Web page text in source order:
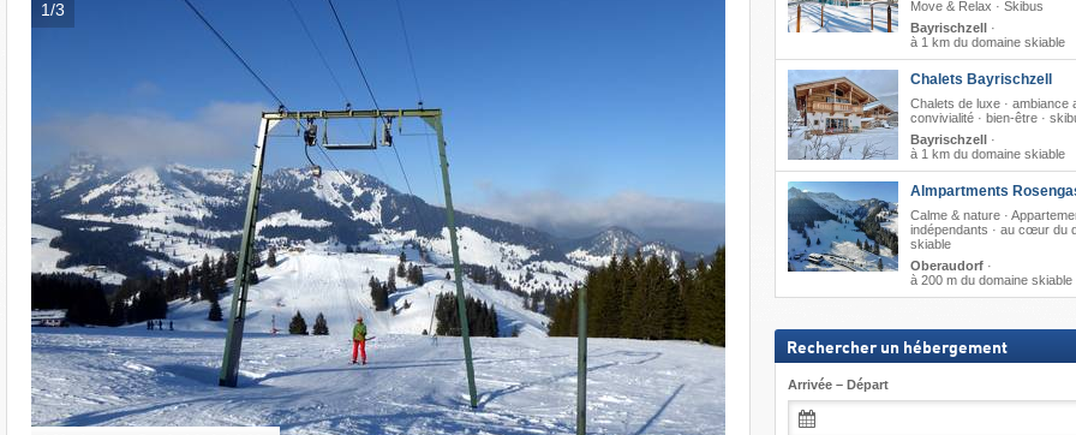
1/3
Move & Relax · Skibus
Bayrischzell·
à 1 km du domaine skiable
Chalets Bayrischzell
Chalets de luxe · ambiance
convivialité · bien-être ·
Bayrischzell·
à 1 km du domaine skiable
Almpartments
Calme & nature ·
indépendants · au cœur du
skiable
Oberaudorf·
à 200 m du domaine skiable
Rechercher un hébergement
Arrivée – Départ